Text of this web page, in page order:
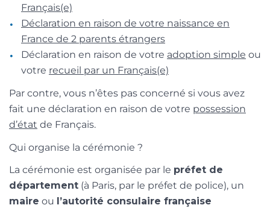
Français(e)
Déclaration en raison de votre naissance en
France de 2 parents étrangers
Déclaration en raison de votre adoption simple ou
votre recueil par un Français(e)
Par contre, vous n’êtes pas concerné si vous avez
fait une déclaration en raison de votre possession
d’état de Français.
Qui organise la cérémonie ?
La cérémonie est organisée par le préfet de
département (à Paris, par le préfet de police), un
maire ou l’autorité consulaire française